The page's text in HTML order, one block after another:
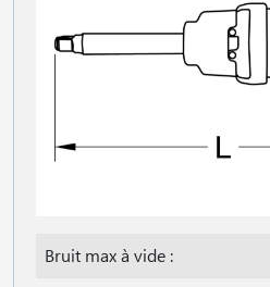
Bruit max à vide :